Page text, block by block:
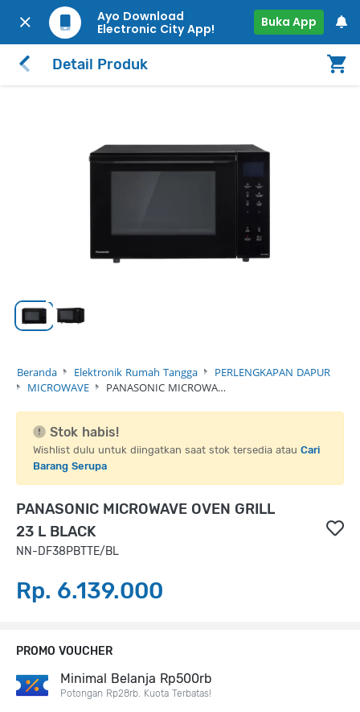
Ayo Download
Electronic City App!
Buka App
Detail Produk
Beranda Elektronik Rumah Tangga
PERLENGKAPAN DAPUR
MICROWAVE
PANASONIC MICROWA…
Stok habis!
Wishlist dulu untuk diingatkan saat stok tersedia atau Cari
Barang Serupa
PANASONIC MICROWAVE OVEN GRILL
23 L BLACK
NN-DF38PBTTE/BL
Rp. 6.139.000
PROMO VOUCHER
Minimal Belanja Rp500rb
Potongan Rp28rb. Kuota Terbatas!